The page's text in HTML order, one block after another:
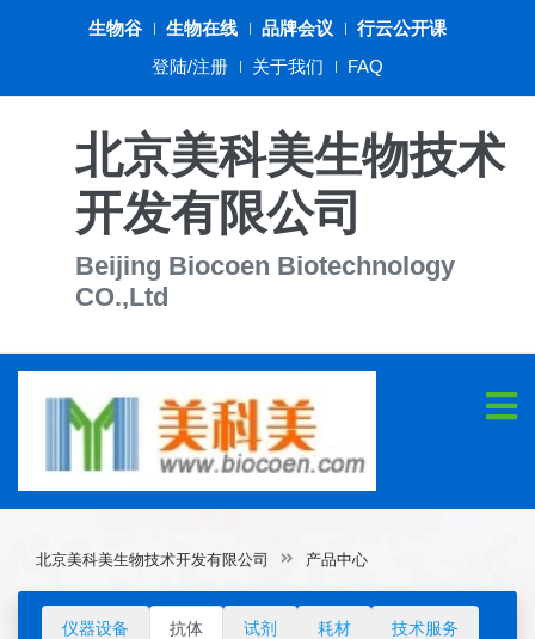
生物谷 生物在线 品牌会议
行云公开课
登陆/注册
关于我们 FAQ
北京美科美生物技术
开发有限公司
Beijing Biocoen Biotechnology
CO.,Ltd
北京美科美生物技术开发有限公司 产品中心
仪器设备 抗体 试剂 耗材 技术服务